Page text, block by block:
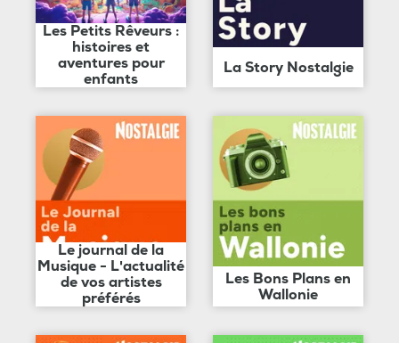
Les Petits Rêveurs :
histoires et
aventures pour
enfants
La Story Nostalgie
Le journal de la
Musique - L'actualité
de vos artistes
préférés
Les Bons Plans en
Wallonie